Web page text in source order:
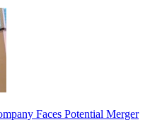
Faces Potential Merger